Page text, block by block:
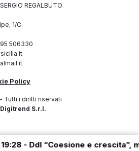
REGALBUTO
1/C
506330
Policy
Tutti i diritti riservati
Digitrend S.r.l.
“Coesione e crescita”, manovra